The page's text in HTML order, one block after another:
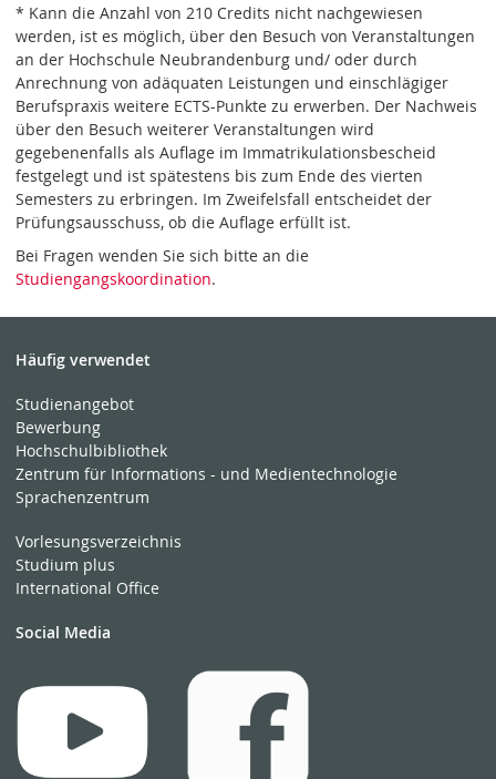
* Kann die Anzahl von 210 Credits nicht nachgewiesen
werden, ist es möglich, über den Besuch von Veranstaltungen
an der Hochschule Neubrandenburg und/ oder durch
Anrechnung von adäquaten Leistungen und einschlägiger
Berufspraxis weitere ECTS-Punkte zu erwerben. Der Nachweis
über den Besuch weiterer Veranstaltungen wird
gegebenenfalls als Auflage im Immatrikulationsbescheid
festgelegt und ist spätestens bis zum Ende des vierten
Semesters zu erbringen. Im Zweifelsfall entscheidet der
Prüfungsausschuss, ob die Auflage erfüllt ist.
Bei Fragen wenden Sie sich bitte an die
Studiengangskoordination.
Häufig verwendet
Studienangebot
Bewerbung
Hochschulbibliothek
Zentrum für Informations - und Medientechnologie
Sprachenzentrum
Vorlesungsverzeichnis
Studium plus
International Office
Social Media